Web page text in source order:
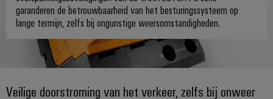
waar
uitdagingen
tastbaar
worden
en
oplossingen
worden
verbindingstechniek
PUSH
IN-
aansluittechnologie
DC-
Producten
Insteekconnectoren
PCB-
connectoren
en
klemmen
Service
Geassembleerde
klemmenstroken
Op-
Wij
zijn
Weidmüller
we
zijn
175
jaar
Weidmüller
Inside
Sales
Medewerker
Benelux
garanderen de betrouwbaarheid van het besturingssysteem op
lange termijn, zelfs bij ongunstige weersomstandigheden.
Veilige doorstroming van het verkeer, zelfs bij onweer